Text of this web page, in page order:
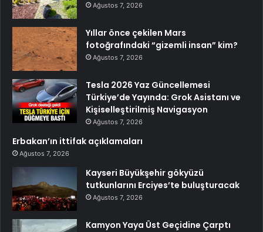
Ağustos 7, 2026
Yıllar önce çekilen Mars
fotoğrafındaki “gizemli insan” kim?
Ağustos 7, 2026
Tesla 2026 Yaz Güncellemesi
Türkiye’de Yayında: Grok Asistanı ve
Kişiselleştirilmiş Navigasyon
Ağustos 7, 2026
Erbakan’ın ittifak açıklamaları
Ağustos 7, 2026
Kayseri Büyükşehir gökyüzü
tutkunlarını Erciyes’te buluşturacak
Ağustos 7, 2026
Kamyon Yaya Üst Geçidine Çarptı